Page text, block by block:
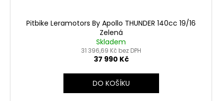
Pitbike Leramotors By Apollo THUNDER 140cc 19/16
Zelená
Skladem
31 396,69 Kč bez DPH
37 990 Kč
DO KOŠÍKU